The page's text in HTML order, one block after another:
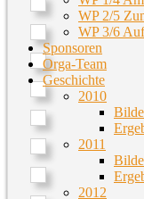
WP 2/5
WP 3/6
Sponsoren
Orga-Team
Geschichte
2010
2011
2012